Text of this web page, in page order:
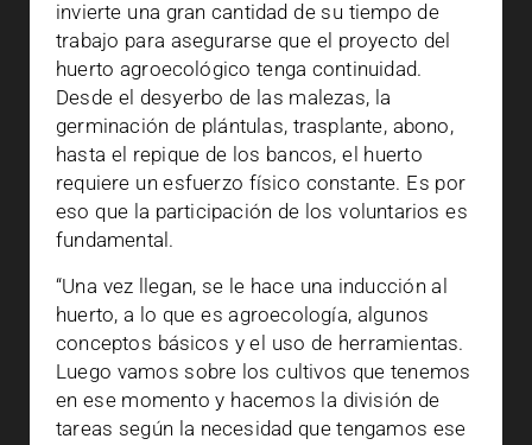
invierte una gran cantidad de su tiempo de
trabajo para asegurarse que el proyecto del
huerto agroecológico tenga continuidad.
Desde el desyerbo de las malezas, la
germinación de plántulas, trasplante, abono,
hasta el repique de los bancos, el huerto
requiere un esfuerzo físico constante. Es por
eso que la participación de los voluntarios es
fundamental.
“Una vez llegan, se le hace una inducción al
huerto, a lo que es agroecología, algunos
conceptos básicos y el uso de herramientas.
Luego vamos sobre los cultivos que tenemos
en ese momento y hacemos la división de
tareas según la necesidad que tengamos ese